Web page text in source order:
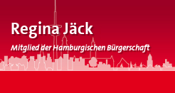
Regina Jäck
Mitglied der Hamburgischen Bürgerschaft